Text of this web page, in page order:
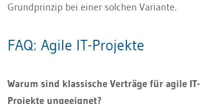
Grundprinzip bei einer solchen Variante.
FAQ: Agile IT-Projekte
Warum sind klassische Verträge für agile IT-
Projekte ungeeignet?